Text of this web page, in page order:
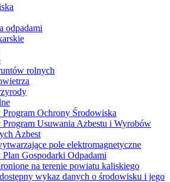
odpadami
rolnych
Ochrony Środowiska
Usuwania Azbestu i Wyrobów
Azbest
pole elektromagnetyczne
Gospodarki Odpadami
na terenie powiatu kaliskiego
wykaz danych o środowisku i jego